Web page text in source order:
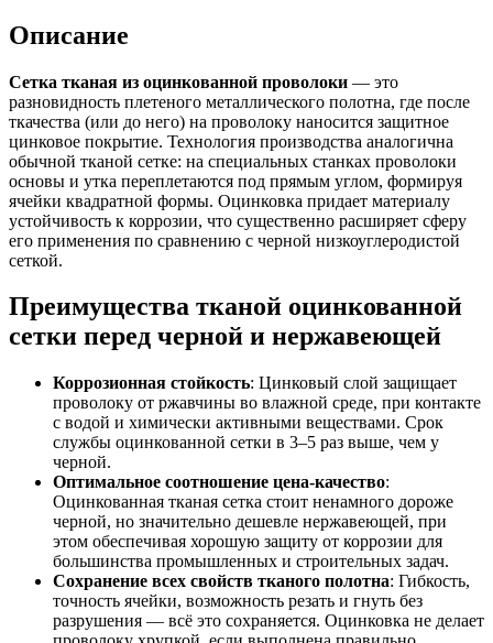
Описание
Сетка тканая из оцинкованной проволоки — это
разновидность плетеного металлического полотна, где после
ткачества (или до него) на проволоку наносится защитное
цинковое покрытие. Технология производства аналогична
обычной тканой сетке: на специальных станках проволоки
основы и утка переплетаются под прямым углом, формируя
ячейки квадратной формы. Оцинковка придает материалу
устойчивость к коррозии, что существенно расширяет сферу
его применения по сравнению с черной низкоуглеродистой
сеткой.
Преимущества тканой оцинкованной
сетки перед черной и нержавеющей
Коррозионная стойкость: Цинковый слой защищает
проволоку от ржавчины во влажной среде, при контакте
с водой и химически активными веществами. Срок
службы оцинкованной сетки в 3–5 раз выше, чем у
черной.
Оптимальное соотношение цена-качество:
Оцинкованная тканая сетка стоит ненамного дороже
черной, но значительно дешевле нержавеющей, при
этом обеспечивая хорошую защиту от коррозии для
большинства промышленных и строительных задач.
Сохранение всех свойств тканого полотна: Гибкость,
точность ячейки, возможность резать и гнуть без
разрушения — всё это сохраняется. Оцинковка не делает